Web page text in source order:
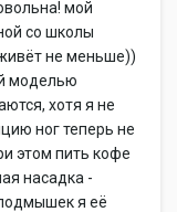
мой
со школы
не меньше))
моделью
хотя я не
ног теперь не
этом пить кофе
насадка -
я её